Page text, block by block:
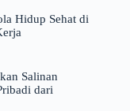
Hidup Sehat di
Salinan
dari